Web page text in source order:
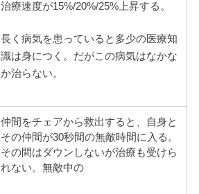
治療速度が15%/20%/25%上昇する。
長く病気を患っていると多少の医療知
識は身につく。だがこの病気はなかな
か治らない。
仲間をチェアから救出すると、自身と
その仲間が30秒間の無敵時間に入る。
その間はダウンしないが治療も受けら
れない。無敵中の